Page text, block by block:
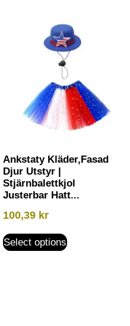
Ankstaty Kläder,Fasad
Djur Utstyr |
Stjärnbalettkjol
Justerbar Hatt...
100,39 kr
Select options